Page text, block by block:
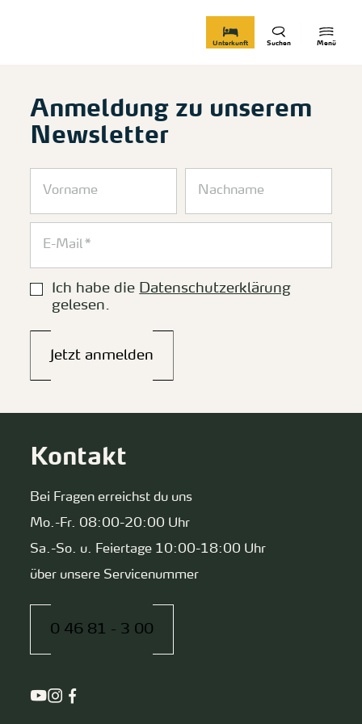
Menü
Suchen
Unterkunft
Anmeldung zu unserem
Newsletter
Ich habe die Datenschutzerklärung
gelesen.
Jetzt anmelden
Kontakt
Bei Fragen erreichst du uns
Mo.-Fr. 08:00-20:00 Uhr
Sa.-So. u. Feiertage 10:00-18:00 Uhr
über unsere Servicenummer
0 46 81 - 3 00